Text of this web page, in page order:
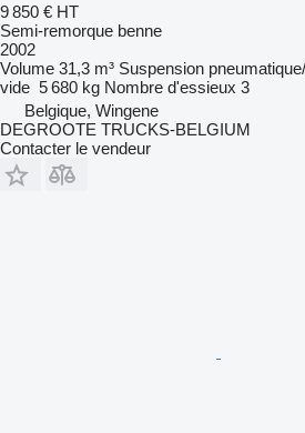
9 850 € HT
Semi-remorque benne
2002
Volume 31,3 m³ Suspension
vide 5 680 kg Nombre d'essieux 3
Belgique, Wingene
DEGROOTE TRUCKS-BELGIUM
Contacter le vendeur